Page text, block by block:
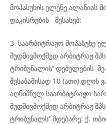
მოპასუხის ელენე ალანიას
დაკისრების შესახებ;
3. საარბიტრაჟო მოპასუხე
მუდმივმოქმედ არბიტრაჟ
ტრიბუნალის’’ დებულების
შესაბამისად 10 (ათი) დღის
აღნიშნულ საარბიტრაჟო
მუდმივმოქმედ არბიტრაჟ
ტრიბუნალს’’ მდებარე: ქ.